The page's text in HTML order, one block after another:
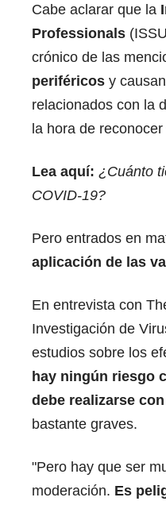
Cabe aclarar que la
Professionals
crónico de las
periféricos y
relacionados con la
la hora de
Lea aquí: ¿Cuánto
COVID-19?
Pero entrados en
aplicación de las
En entrevista con
Investigación de
estudios sobre los
hay ningún riesgo
debe realizarse
bastante graves.
"Pero hay que ser
moderación. Es